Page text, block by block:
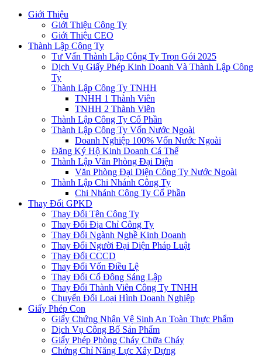
Giới Thiệu
Giới Thiệu Công Ty
Giới Thiệu CEO
Thành Lập Công Ty
Tư Vấn Thành Lập Công Ty Trọn Gói 2025
Dịch Vụ Giấy Phép Kinh Doanh Và Thành Lập Công
Ty
Thành Lập Công Ty TNHH
TNHH 1 Thành Viên
TNHH 2 Thành Viên
Thành Lập Công Ty Cổ Phần
Thành Lập Công Ty Vốn Nước Ngoài
Doanh Nghiệp 100% Vốn Nước Ngoài
Đăng Ký Hộ Kinh Doanh Cá Thể
Thành Lập Văn Phòng Đại Diện
Văn Phòng Đại Diện Công Ty Nước Ngoài
Thành Lập Chi Nhánh Công Ty
Chi Nhánh Công Ty Cổ Phần
Thay Đổi GPKD
Thay Đổi Tên Công Ty
Thay Đổi Địa Chỉ Công Ty
Thay Đổi Ngành Nghề Kinh Doanh
Thay Đổi Người Đại Diện Pháp Luật
Thay Đổi CCCD
Thay Đổi Vốn Điều Lệ
Thay Đổi Cổ Đông Sáng Lập
Thay Đổi Thành Viên Công Ty TNHH
Chuyển Đổi Loại Hình Doanh Nghiệp
Giấy Phép Con
Giấy Chứng Nhận Vệ Sinh An Toàn Thực Phẩm
Dịch Vụ Công Bố Sản Phẩm
Giấy Phép Phòng Cháy Chữa Cháy
Chứng Chỉ Năng Lực Xây Dựng